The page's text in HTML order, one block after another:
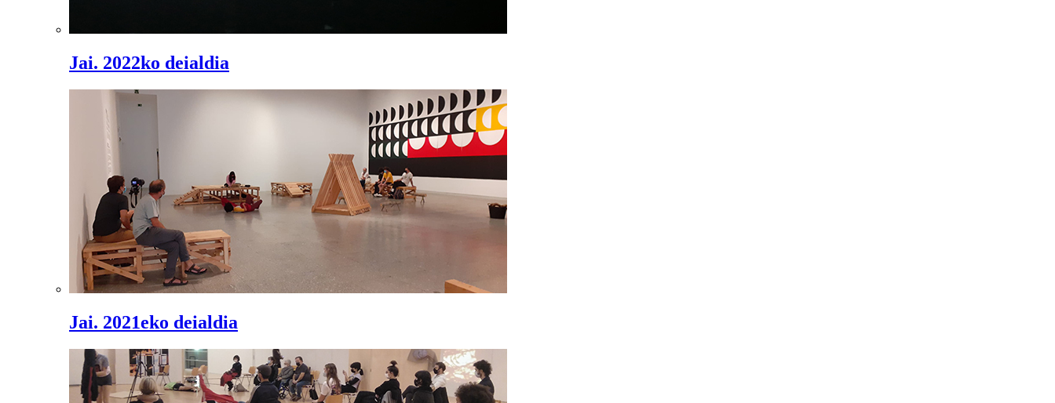
Jai. 2022ko deialdia
Jai. 2021eko deialdia